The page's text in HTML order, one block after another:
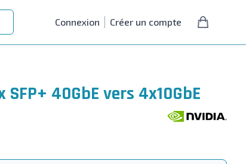
Connexion Créer un compte
40GbE vers 4x10GbE